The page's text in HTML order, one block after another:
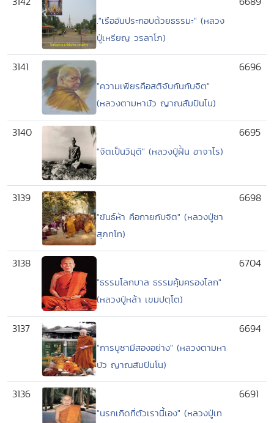
."เรืออันประกอบด้วยธรรมะ" (หลวง
ปู่เหรียญ วรลาโภ)
3141
"ความเพียรคือสติจับกันกับจิต"
(หลวงตามหาบัว ญาณสัมปันโน)
6696
3140
"จิตเป็นวิมุติ" (หลวงปู่ฝั้น อาจาโร)
6695
3139
"ขันธ์ห้า คือกายกับจิต" (หลวงปู่ชา
สุภทฺโท)
6698
3138
"ธรรมโลกบาล ธรรมคุ้มครองโลก"
(หลวงปู่หล้า เขมปตฺโต)
6704
3137
"การบูชามีสองอย่าง" (หลวงตามหา
บัว ญาณสัมปันโน)
6694
3136
"นรกเกิดที่ตัวเรานี้เอง" (หลวงปู่เท
6691